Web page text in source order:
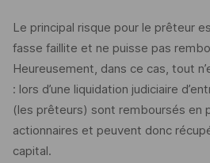
Le principal risque pour le prêteur
fasse faillite et ne puisse pas
Heureusement, dans ce cas, tout
: lors d’une liquidation judiciaire
(les prêteurs) sont remboursés en
actionnaires et peuvent donc
capital.